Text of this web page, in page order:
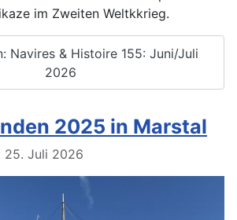
im Zweiten Weltkkrieg.
Navires & Histoire 155: Juni/Juli
2026
2025 in Marstal
25. Juli 2026